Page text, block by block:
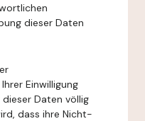
dieser Daten
Einwilligung
Daten völlig
dass ihre Nicht-